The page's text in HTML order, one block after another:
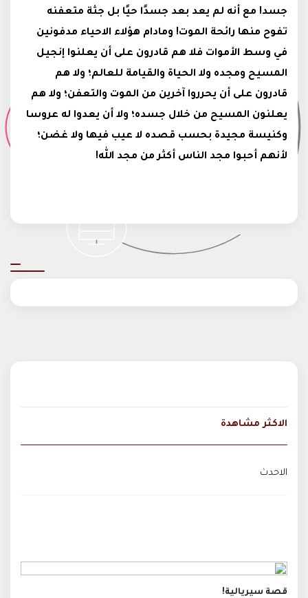
جسد! مع أنه لم يعد بعد جسدًا حيًا بل جثة متعفنه
تفوح منها رائحة الموت! ومادام هؤلاء الاحياء مدفونين
في وسط الأموات فلا هم قادرون على أن يعلنوا إنجيل
المسيح ومجده ولا الحياة والقيامة للعالم؛ ولا هم
قادرون على أن يحرروا آخرين من الموت والتعفن؛ ولا هم
يعلنون المسيح من خلال جسده؛ ولا أن يعدوا له عروسا
وكنيسة مجيدة بحسب قصده لا عيب فيها ولا غضن؛
لأنهم أحبوا مجد الناس أكثر من مجد الله!
الاكثر مشاهدة
الاحدث
قصة سيريالية!